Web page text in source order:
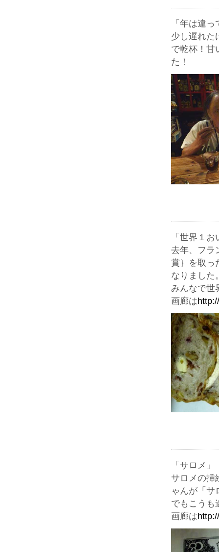
「年は違
少し遅れた
で乾杯！甘
た！
「世界１
去年、フラ
賞｝を取っ
なりました
みんなで世
画廊は
「サロメ」
サロメの挿
ゃんが「サ
でもこうも
画廊は